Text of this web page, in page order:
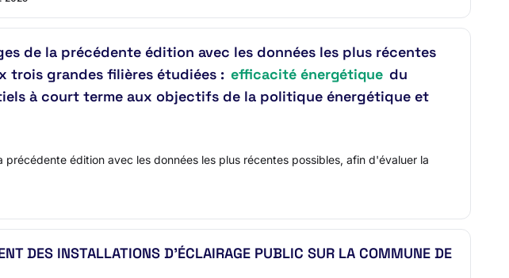
de la précédente édition avec les données les plus récentes
trois grandes filières étudiées : efficacité énergétique du
à court terme aux objectifs de la politique énergétique et
édition avec les données les plus récentes possibles, afin d'évaluer la
DES INSTALLATIONS D'ÉCLAIRAGE PUBLIC SUR LA COMMUNE DE